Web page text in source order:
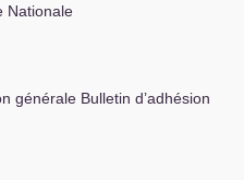
Nationale
générale Bulletin d’adhésion